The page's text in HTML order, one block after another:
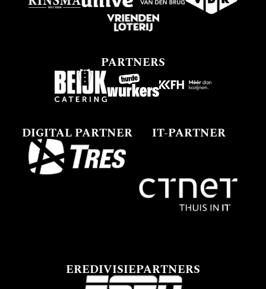
PARTNERS
DIGITAL PARTNER IT-PARTNER
EREDIVISIEPARTNERS